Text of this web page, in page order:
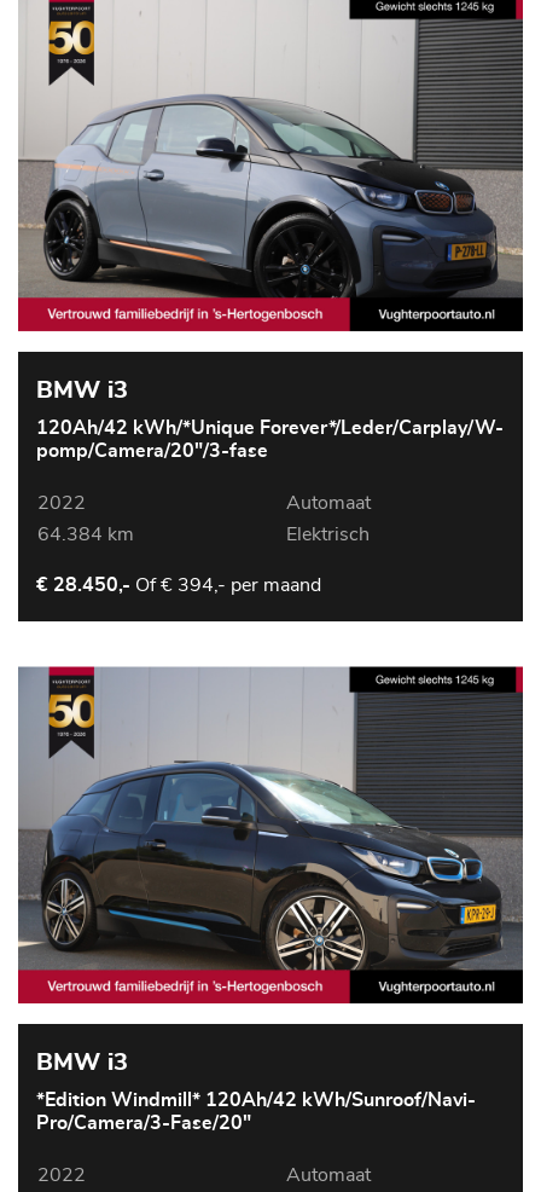
BMW i3
120Ah/42 kWh/*Unique Forever*/Leder/Carplay/W-
pomp/Camera/20"/3-fase
2022
Automaat
64.384 km
Elektrisch
€ 28.450,- Of€ 394,- per maand
BMW i3
*Edition Windmill* 120Ah/42 kWh/Sunroof/Navi-
Pro/Camera/3-Fase/20"
2022
Automaat